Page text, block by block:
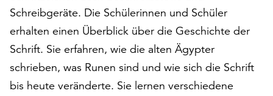
akzeptieren“,
um
Cookies
zu
akzeptieren.
Schreibgeräte. Die Schülerinnen und Schüler
erhalten einen Überblick über die Geschichte der
Schrift. Sie erfahren, wie die alten Ägypter
schrieben, was Runen sind und wie sich die Schrift
bis heute veränderte. Sie lernen verschiedene